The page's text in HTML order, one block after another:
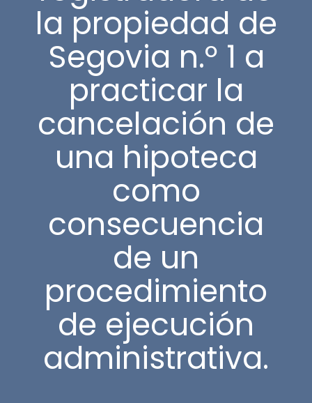
la propiedad de
Segovia n.º 1 a
practicar la
cancelación de
una hipoteca
como
consecuencia
de un
procedimiento
de ejecución
administrativa.